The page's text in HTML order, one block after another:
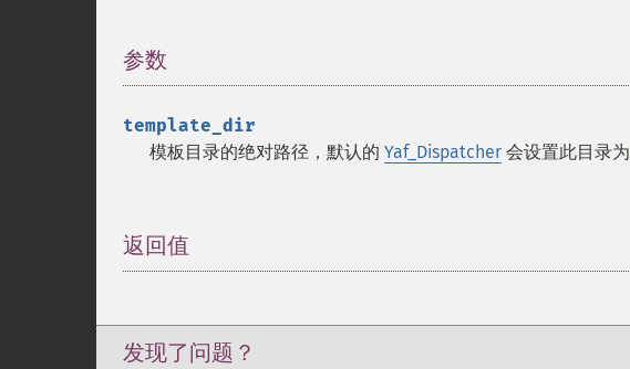
参数
template_dir
模板目录的绝对路径，默认的 Yaf_Dispatcher 会设置此目录为
返回值
发现了问题？